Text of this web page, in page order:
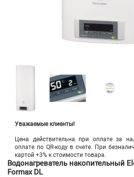
Уважаемые клиенты!
Цена действительна при оплате за
оплате по QR-коду в счете. При
картой +3% к стоимости товара.
Водонагреватель накопительный
Formax DL